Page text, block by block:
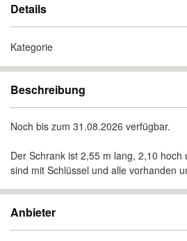
Details
Kategorie
Beschreibung
Noch bis zum 31.08.2026 verfügbar.
Der Schrank ist 2,55 m lang, 2,10 hoch
sind mit Schlüssel und alle vorhanden
Anbieter